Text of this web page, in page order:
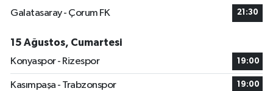
Galatasaray - Çorum FK
21:30
15 Ağustos, Cumartesi
Konyaspor - Rizespor
19:00
Kasımpaşa - Trabzonspor 19:00